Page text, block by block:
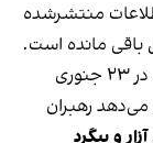
منتشرشده
کریم خان، دادستان دادگاه کیفری بین‌المللی، در ۲۳ جنوری
می‌دهد رهبران
و پیگرد